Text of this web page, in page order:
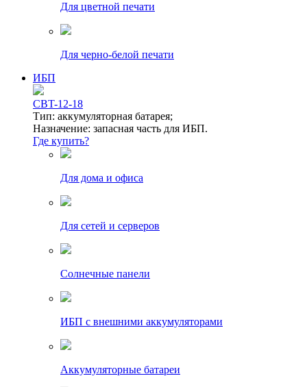
Для цветной печати
Для черно-белой печати
ИБП
CBT-12-18
Тип: аккумуляторная батарея;
Назначение: запасная часть для ИБП.
Где купить?
Для дома и офиса
Для сетей и серверов
Солнечные панели
ИБП с внешними аккумуляторами
Аккумуляторные батареи